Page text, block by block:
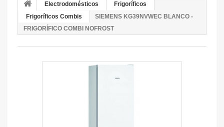
Electrodomésticos
Frigoríficos
Frigoríficos Combis
SIEMENS KG39NVWEC BLANCO -
FRIGORÍFICO COMBI NOFROST